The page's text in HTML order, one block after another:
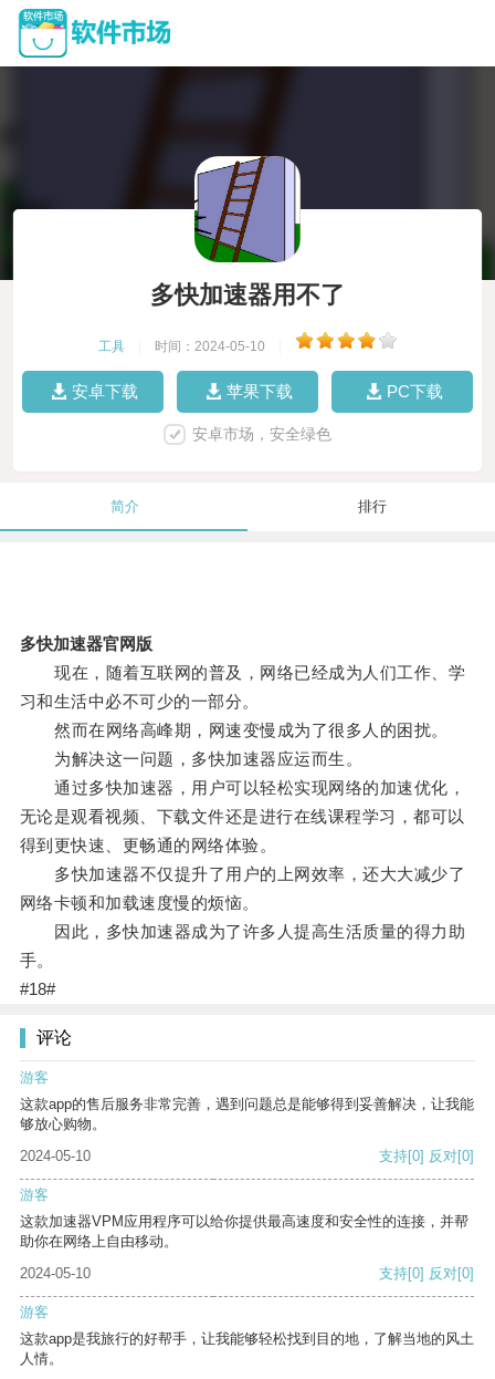
多快加速器用不了
工具 时间：2024-05-10
安卓下载 苹果下载 PC下载
安卓市场，安全绿色
简介 排行
多快加速器官网版
现在，随着互联网的普及，网络已经成为人们工作、学
习和生活中必不可少的一部分。
然而在网络高峰期，网速变慢成为了很多人的困扰。
为解决这一问题，多快加速器应运而生。
通过多快加速器，用户可以轻松实现网络的加速优化，
无论是观看视频、下载文件还是进行在线课程学习，都可以
得到更快速、更畅通的网络体验。
多快加速器不仅提升了用户的上网效率，还大大减少了
网络卡顿和加载速度慢的烦恼。
因此，多快加速器成为了许多人提高生活质量的得力助
手。
#18#
评论
游客
这款app的售后服务非常完善，遇到问题总是能够得到妥善解决，让我能
够放心购物。
2024-05-10
支持[0] 反对[0]
游客
这款加速器VPM应用程序可以给你提供最高速度和安全性的连接，并帮
助你在网络上自由移动。
2024-05-10
支持[0] 反对[0]
游客
这款app是我旅行的好帮手，让我能够轻松找到目的地，了解当地的风土
人情。